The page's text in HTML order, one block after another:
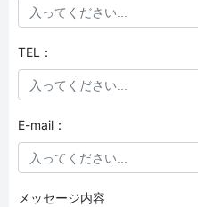
TEL：
E-mail：
メッセージ内容